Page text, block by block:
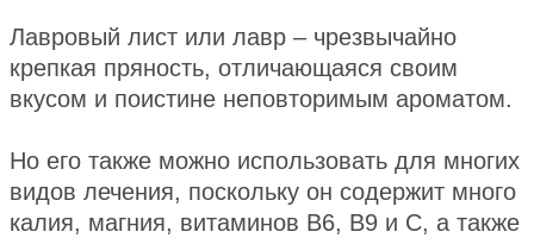
Лавровый лист или лавр – чрезвычайно
крепкая пряность, отличающаяся своим
вкусом и поистине неповторимым ароматом.
Но его также можно использовать для многих
видов лечения, поскольку он содержит много
калия, магния, витаминов В6, В9 и С, а также